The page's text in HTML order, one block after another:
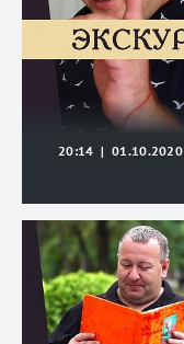
20:14 | 01.10.2020